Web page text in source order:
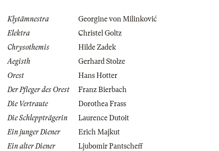
Klytämnestra
Georgine von Milinković
Elektra
Christel Goltz
Chrysothemis
Hilde Zadek
Aegisth
Gerhard Stolze
Orest
Hans Hotter
Der Pfleger des Orest
Franz Bierbach
Die Vertraute
Dorothea Frass
Die Schleppträgerin
Laurence Dutoit
Ein junger Diener
Erich Majkut
Ein alter Diener
Ljubomir Pantscheff